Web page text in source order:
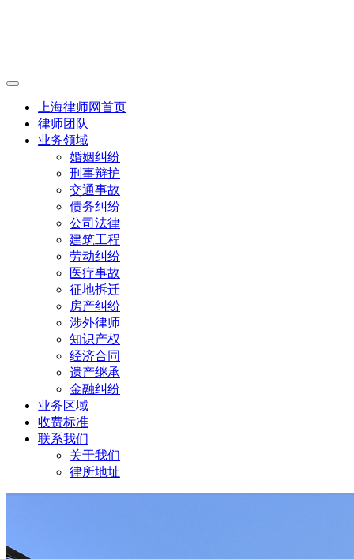
上海律师网首页
律师团队
业务领域
婚姻纠纷
刑事辩护
交通事故
债务纠纷
公司法律
建筑工程
劳动纠纷
医疗事故
征地拆迁
房产纠纷
涉外律师
知识产权
经济合同
遗产继承
金融纠纷
业务区域
收费标准
联系我们
关于我们
律所地址